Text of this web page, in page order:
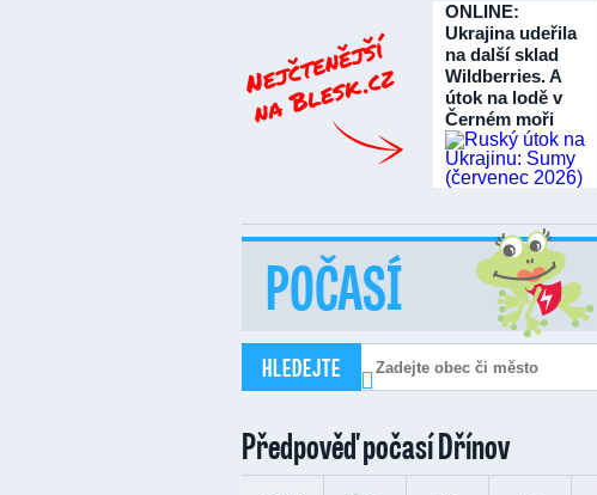
ONLINE:
Ukrajina udeřila
na další sklad
Wildberries. A
útok na lodě v
Černém moři
POČASÍ
HLEDEJTE
Předpověď počasíDřínov